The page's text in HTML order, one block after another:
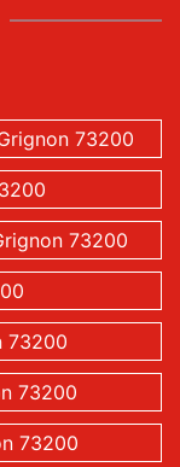
73200
73200
73200
73200
73200